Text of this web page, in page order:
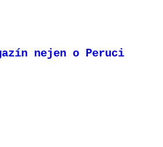
nejen o Peruci